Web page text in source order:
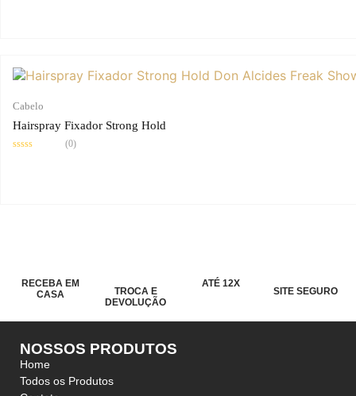
Cabelo
Hairspray Fixador Strong Hold
(0)
RECEBA EM
CASA
TROCA E
DEVOLUÇÃO
ATÉ 12X
SITE SEGURO
NOSSOS PRODUTOS
Home
Todos os Produtos